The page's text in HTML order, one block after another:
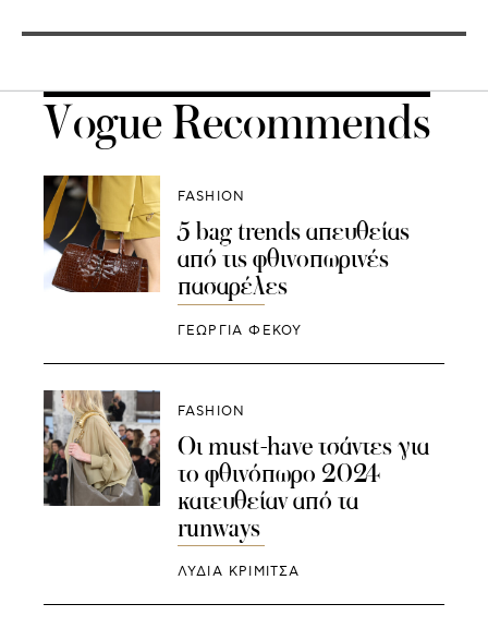
Vogue Recommends
FASHION
5 bag trends απευθείας
από τις φθινοπωρινές
πασαρέλες
ΓΕΩΡΓΙΑ ΦΕΚΟΥ
FASHION
Οι must-have τσάντες για
το φθινόπωρο 2024
κατευθείαν από τα
runways
ΛΥΔΊΑ ΚΡΙΜΙΤΣΆ